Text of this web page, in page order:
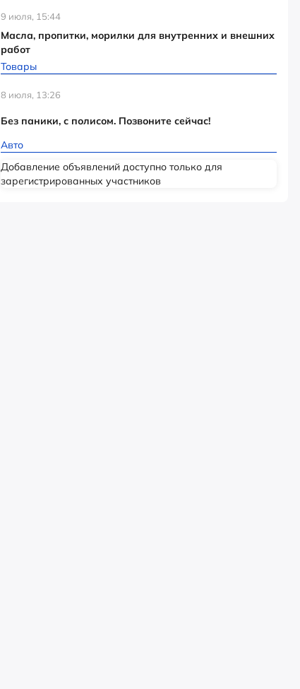
9 июля, 15:44
Масла, пропитки, морилки для внутренних и внешних
работ
Товары
8 июля, 13:26
Без паники, с полисом. Позвоните сейчас!
Авто
Добавление объявлений доступно только для
зарегистрированных участников